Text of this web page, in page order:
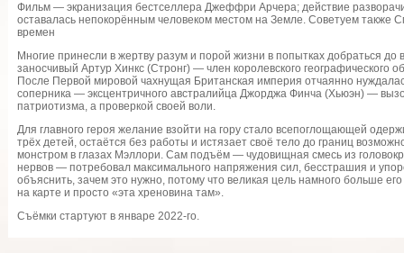
Фильм — экранизация бестселлера Джеффри Арчера; действие
оставалась непокорённым человеком местом на Земле. Советуем также
времен
Многие принесли в жертву разум и порой жизни в попытках добраться
заносчивый Артур Хинкс (Стронг) — член королевского географического
После Первой мировой чахнущая Британская империя отчаянно
соперника — эксцентричного австралийца Джорджа Финча (Хьюэн) —
патриотизма, а проверкой своей воли.
Для главного героя желание взойти на гору стало всепоглощающей
трёх детей, остаётся без работы и истязает своё тело до границ
монстром в глазах Мэллори. Сам подъём — чудовищная смесь из
нервов — потребовал максимального напряжения сил, бесстрашия и
объяснить, зачем это нужно, потому что великая цель намного больше
на карте и просто «эта хреновина там».
Съёмки стартуют в январе 2022-го.